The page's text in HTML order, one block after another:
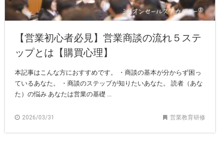
【営業初心者必見】営業商談の流れ５ステ
ップとは【購買心理】
本記事はこんな方におすすめです。 ・商談の基本が分からず困っ
ているあなた。 ・商談のステップが知りたいあなた。 読者（あな
た）の悩み あなたは営業の基礎 ...
2026/03/31 営業教育研修